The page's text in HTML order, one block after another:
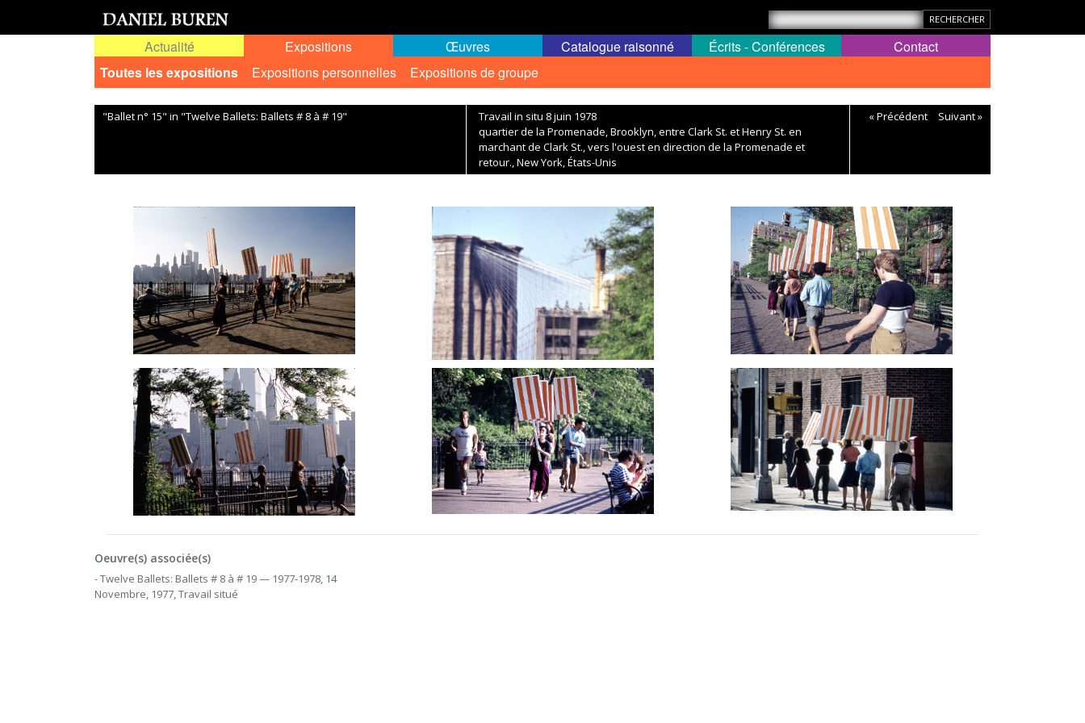
Actualité
Expositions
Toutes les expositions
Expositions personnelles Expositions de groupe
Œuvres Catalogue raisonné Écrits - Conférences Contact
"Ballet n° 15" in "Twelve Ballets: Ballets # 8 à # 19"
Travail in situ 8 juin 1978
quartier de la Promenade, Brooklyn, entre Clark St. et Henry St. en
marchant de Clark St., vers l'ouest en direction de la Promenade et
retour., New York, États-Unis
« Précédent Suivant »
Oeuvre(s) associée(s)
- Twelve Ballets: Ballets # 8 à # 19 — 1977-1978, 14
Novembre, 1977, Travail situé